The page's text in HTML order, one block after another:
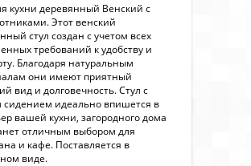
кухни деревянный Венский с
Этот венский
стул создан с учетом всех
требований к удобству и
Благодаря натуральным
они имеют приятный
вид и долговечность. Стул с
сидением идеально впишется в
вашей кухни, загородного дома
отличным выбором для
и кафе. Поставляется в
виде.